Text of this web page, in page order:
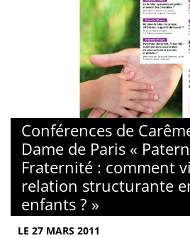
Conférences de
Dame de Paris «
Fraternité : comment
relation structurante
enfants ? »
LE 27 MARS 2011